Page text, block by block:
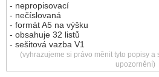
- nepropisovací
- nečíslovaná
- formát A5 na výšku
- obsahuje 32 listů
- sešitová vazba V1
(vyhrazujeme si právo měnit tyto popisy
upozornění)